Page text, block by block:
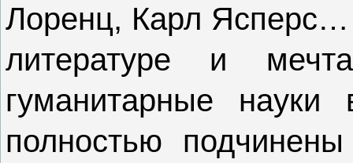
Лоренц, Карл Ясперс…
литературе и
гуманитарные
полностью